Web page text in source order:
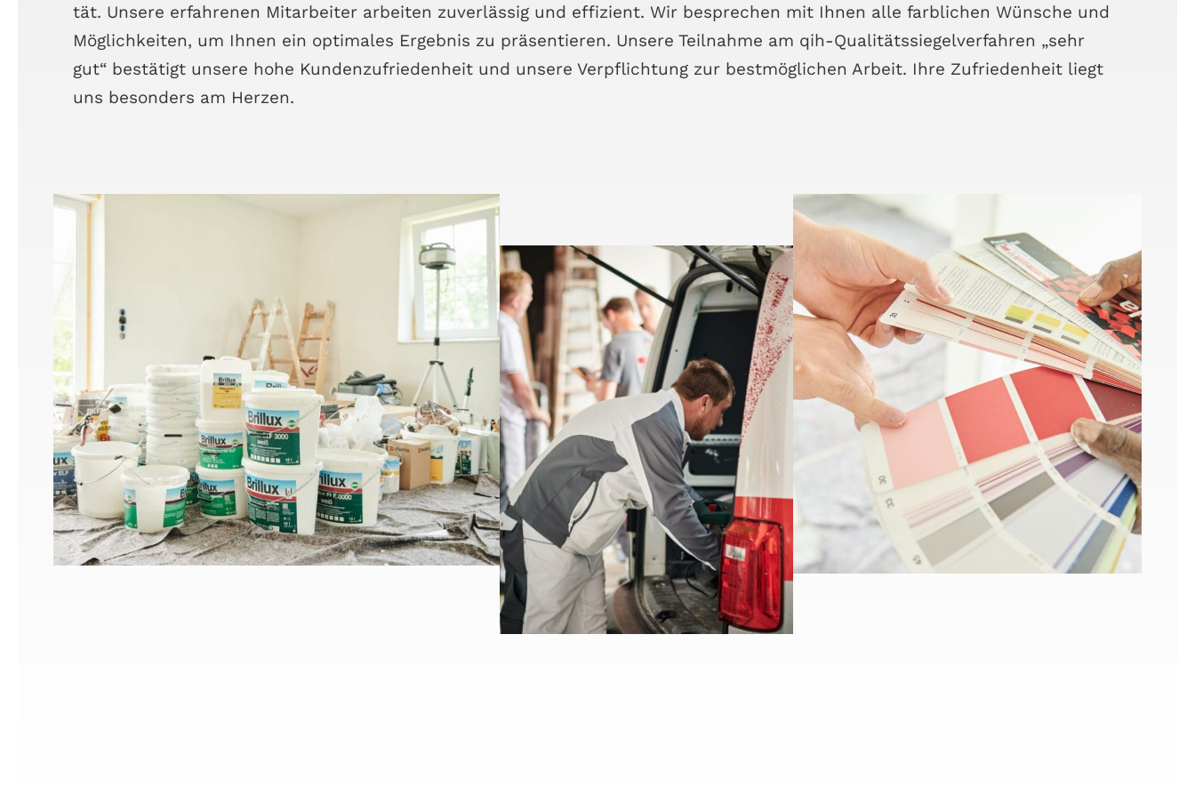
tät. Unse­re erfah­re­nen Mit­ar­bei­ter arbei­ten zuver­läs­sig und effi­zi­ent. Wir bespre­chen mit Ihnen alle farb­li­chen Wün­sche und
Mög­lich­kei­ten, um Ihnen ein opti­ma­les Ergeb­nis zu prä­sen­tie­ren. Unse­re Teil­nah­me am qih-Qua­li­täts­sie­gel­ver­fah­ren „sehr
gut“ bestä­tigt unse­re hohe Kun­den­zu­frie­den­heit und unse­re Ver­pflich­tung zur best­mög­li­chen Arbeit. Ihre Zufrie­den­heit liegt
uns beson­ders am Herzen.